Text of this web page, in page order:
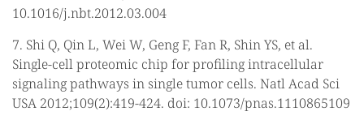
10.1016/j.nbt.2012.03.004
7. Shi Q, Qin L, Wei W, Geng F, Fan R, Shin YS, et al.
Single-cell proteomic chip for profiling intracellular
signaling pathways in single tumor cells. Natl Acad Sci
USA 2012;109(2):419-424. doi: 10.1073/pnas.1110865109